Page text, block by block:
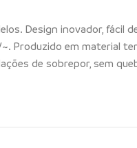
Design inovador, fácil
Produzido em material
de sobrepor, sem